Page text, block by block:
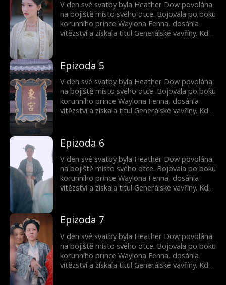
pomsty. Zatímco obrátila Joshův svět vzhůru
nohama, v temnotě na ni a Waylona čekaly
ještě temnější intriky.
V den své svatby byla Heather Dow povolána
na bojiště místo svého otce. Bojovala po boku
korunního prince Waylona Fenna, dosáhla
vítězství a získala titul Generálské vavříny. Když
Navíc poslal její chudou sestru jako konkubínu.
Poháněna zradou se Heather vydala na cestu
pomsty. Zatímco obrátila Joshův svět vzhůru
nohama, v temnotě na ni a Waylona čekaly
ještě temnější intriky.
Epizoda 5
V den své svatby byla Heather Dow povolána
na bojiště místo svého otce. Bojovala po boku
korunního prince Waylona Fenna, dosáhla
vítězství a získala titul Generálské vavříny. Když
Navíc poslal její chudou sestru jako konkubínu.
Poháněna zradou se Heather vydala na cestu
pomsty. Zatímco obrátila Joshův svět vzhůru
nohama, v temnotě na ni a Waylona čekaly
ještě temnější intriky.
Epizoda 6
V den své svatby byla Heather Dow povolána
na bojiště místo svého otce. Bojovala po boku
korunního prince Waylona Fenna, dosáhla
vítězství a získala titul Generálské vavříny. Když
Navíc poslal její chudou sestru jako konkubínu.
Poháněna zradou se Heather vydala na cestu
pomsty. Zatímco obrátila Joshův svět vzhůru
nohama, v temnotě na ni a Waylona čekaly
ještě temnější intriky.
Epizoda 7
V den své svatby byla Heather Dow povolána
na bojiště místo svého otce. Bojovala po boku
korunního prince Waylona Fenna, dosáhla
vítězství a získala titul Generálské vavříny. Když